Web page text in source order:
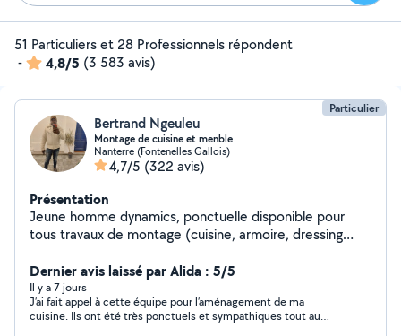
51 Particuliers et 28 Professionnels répondent
-
4,8/5 (3 583 avis)
Particulier
Bertrand Ngeuleu
Montage de cuisine et menble
Nanterre (Fontenelles Gallois)
4,7/5 (322 avis)
Présentation
Jeune homme dynamics, ponctuelle disponible pour
tous travaux de montage (cuisine, armoire, dressing
Dernier avis laissé par Alida : 5/5
Il y a 7 jours
J’ai fait appel à cette équipe pour l’aménagement de ma
cuisine. Ils ont été très ponctuels et sympathiques tout au